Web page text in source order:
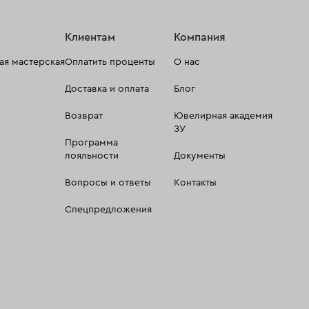
мастерская
Клиентам
Оплатить проценты
Доставка и оплата
Возврат
Программа
лояльности
Вопросы и ответы
Спецпредложения
Компания
О нас
Блог
Ювелирная академия
ЗУ
Документы
Контакты